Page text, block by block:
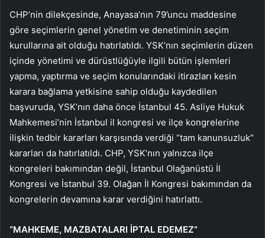
CHP’nin dilekçesinde, Anayasa’nın 79’uncu maddesine
göre seçimlerin genel yönetim ve denetiminin seçim
kurullarına ait olduğu hatırlatıldı. YSK’nın seçimlerin düzen
içinde yönetimi ve dürüstlüğüyle ilgili bütün işlemleri
yapma, yaptırma ve seçim konularındaki itirazları kesin
karara bağlama yetkisine sahip olduğu kaydedilen
başvuruda, YSK’nın daha önce İstanbul 45. Asliye Hukuk
Mahkemesi’nin İstanbul il kongresi ve ilçe kongrelerine
ilişkin tedbir kararları karşısında verdiği “tam kanunsuzluk”
kararları da hatırlatıldı. CHP, YSK’nın yalnızca ilçe
kongreleri bakımından değil, İstanbul Olağanüstü İl
Kongresi ve İstanbul 39. Olağan İl Kongresi bakımından da
kongrelerin devamına karar verdiğini hatırlattı.
“MAHKEME, MAZBATALARI İPTAL EDEMEZ”